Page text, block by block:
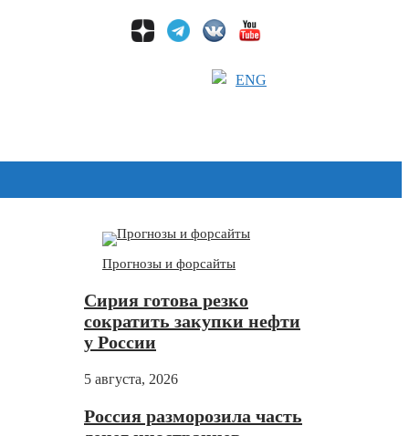
ENG
Прогнозы и форсайты
Сирия готова резко
сократить закупки нефти
у России
5 августа, 2026
Россия разморозила часть